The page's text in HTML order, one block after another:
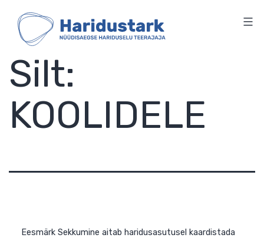
content
Silt:
KOOLIDELE